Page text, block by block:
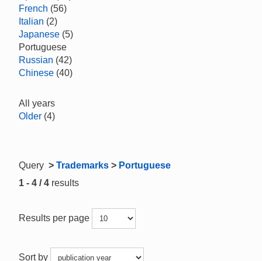
French (56)
Italian (2)
Japanese (5)
Portuguese
Russian (42)
Chinese (40)
All years
Older (4)
Query > Trademarks > Portuguese
1 - 4 / 4 results
Results per page
Sort by